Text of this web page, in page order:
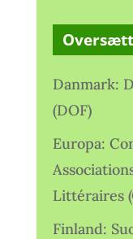
Danmark:
(DOF)
Europa:
Littéraires
Finland: